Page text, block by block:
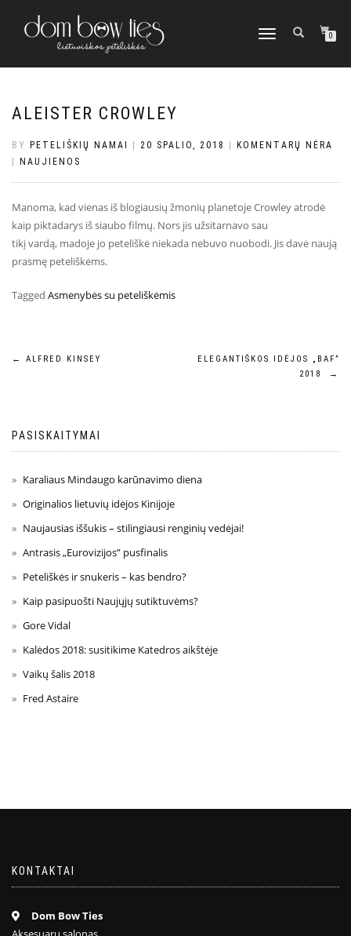
TOGGLE
0
ALEISTER CROWLEY
BY PETELIŠKIŲ NAMAI 20 SPALIO, 2018
KOMENTARŲ NĖRA
NAUJIENOS
Manoma, kad vienas iš blogiausių žmonių planetojeCrowleyatrodė
kaip piktadarys iš siaubo filmų. Nors jis užsitarnavo sau
tikįvardą, madoje jo peteliškė niekada nebuvo nuobodi. Jis davė naują
prasmę peteliškėms.
Tagged Asmenybės su peteliškėmis
← ALFRED KINSEY
ELEGANTIŠKOS IDĖJOS „BAF”
2018
→
PASISKAITYMAI
Karaliaus Mindaugo karūnavimo diena
Originalios lietuvių idėjos Kinijoje
Naujausias iššukis – stilingiausi renginių vedėjai!
Antrasis „Eurovizijos” pusfinalis
Peteliškės ir snukeris – kas bendro?
Kaip pasipuošti Naujųjų sutiktuvėms?
Gore Vidal
Kalėdos 2018: susitikime Katedros aikštėje
Vaikų šalis 2018
Fred Astaire
KONTAKTAI
Dom Bow Ties